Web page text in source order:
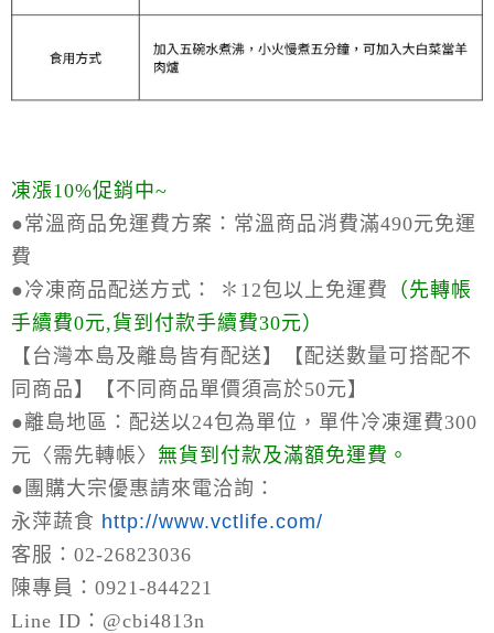
凍漲10%促銷中~
●常溫商品免運費方案： 常溫商品消費滿490元免運
費
●冷凍商品配送方式：
✽12包以上免運費 （先轉帳
手續費0元,貨到付款手續費30元）
【台灣本島及離島皆有配送】【配送數量可搭配不
同商品】【不同商品單價須高於50元】
●離島地區： 配送以24包為單位，單件冷凍運費300
元〈需先轉帳〉 無貨到付款及滿額免運費。
● 團購大宗優惠請來電洽詢：
永萍蔬食 http://www.vctlife.com/
客服：02-26823036
陳專員：0921-844221
Line ID：@cbi4813n